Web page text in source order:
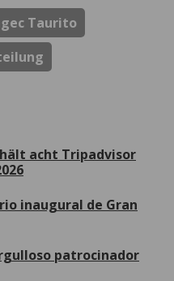
Taurito
acht Tripadvisor
inaugural de Gran
patrocinador